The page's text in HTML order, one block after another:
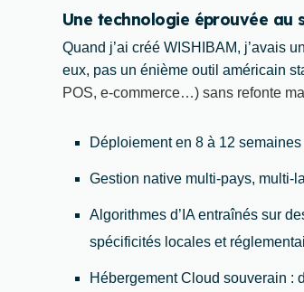
Une technologie éprouvée au
Quand j’ai créé WISHIBAM, j’avais
eux, pas un énième outil américain
POS, e-commerce…) sans refonte
Déploiement en 8 à 12
Gestion native multi-pays, multi-
Algorithmes d’IA entraînés sur
spécificités locales et
Hébergement Cloud souverain :